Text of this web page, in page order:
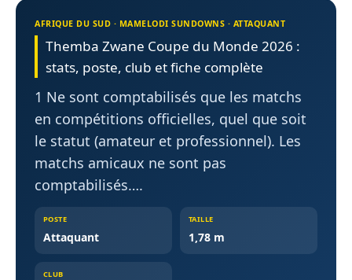
AFRIQUE DU SUD · MAMELODI SUNDOWNS · ATTAQUANT
Themba Zwane Coupe du Monde 2026 :
stats, poste, club et fiche complète
1 Ne sont comptabilisés que les matchs
en compétitions officielles, quel que soit
le statut (amateur et professionnel). Les
matchs amicaux ne sont pas
comptabilisés….
POSTE
Attaquant
TAILLE
1,78 m
CLUB